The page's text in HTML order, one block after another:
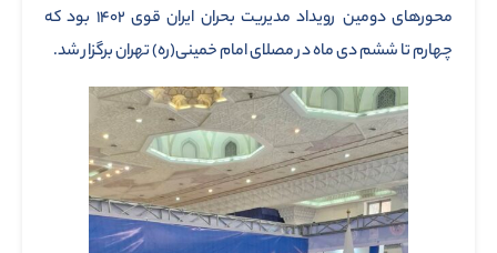
محورهای دومین رویداد مدیریت بحران ایران قوی ۱۴۰۲ بود که
چهارم تا ششم دی ماه در مصلای امام خمینی(ره) تهران برگزار شد.